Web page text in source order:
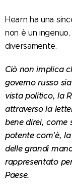
Hearn ha una
non è un
diversamente.
Ciò non implica
governo russo
vista politico, la
attraverso la
bene direi, come
potente com'è,
delle grandi
rappresentato
Paese.